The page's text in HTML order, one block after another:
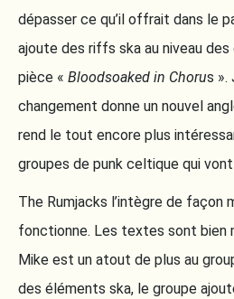
dépasser ce qu’il offrait dans le
ajoute des riffs ska au niveau
pièce « Bloodsoaked in Chorus ».
changement donne un nouvel
rend le tout encore plus
groupes de punk celtique qui
The Rumjacks l’intègre de façon
fonctionne. Les textes sont bien
Mike est un atout de plus au
des éléments ska, le groupe